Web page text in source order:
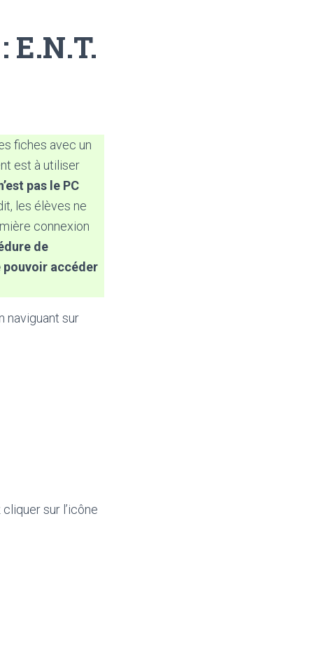
fiches avec un
est à utiliser
pas le PC
les élèves ne
connexion
de
accéder
naviguant sur
sur l’icône